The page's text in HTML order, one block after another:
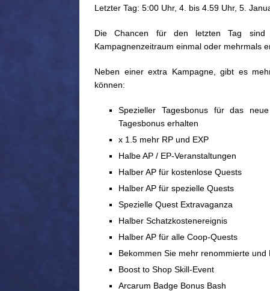
Letzter Tag: 5:00 Uhr, 4. bis 4.59 Uhr, 5.
Die Chancen für den letzten Tag
Kampagnenzeitraum einmal oder mehrmals
Neben einer extra Kampagne, gibt es
können:
Spezieller Tagesbonus für das
Tagesbonus erhalten
x 1.5 mehr RP und EXP
Halbe AP / EP-Veranstaltungen
Halber AP für kostenlose Quests
Halber AP für spezielle Quests
Spezielle Quest Extravaganza
Halber Schatzkostenereignis
Halber AP für alle Coop-Quests
Bekommen Sie mehr renommierte und
Boost to Shop Skill-Event
Arcarum Badge Bonus Bash